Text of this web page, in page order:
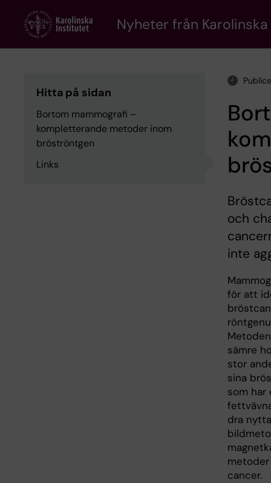
content
Nyheter från
Hitta på sidan
Bortom mammografi –
kompletterande metoder inom
bröströntgen
Links
och
inte
för att
sämre
stor
sina
som har
dra
cancer.